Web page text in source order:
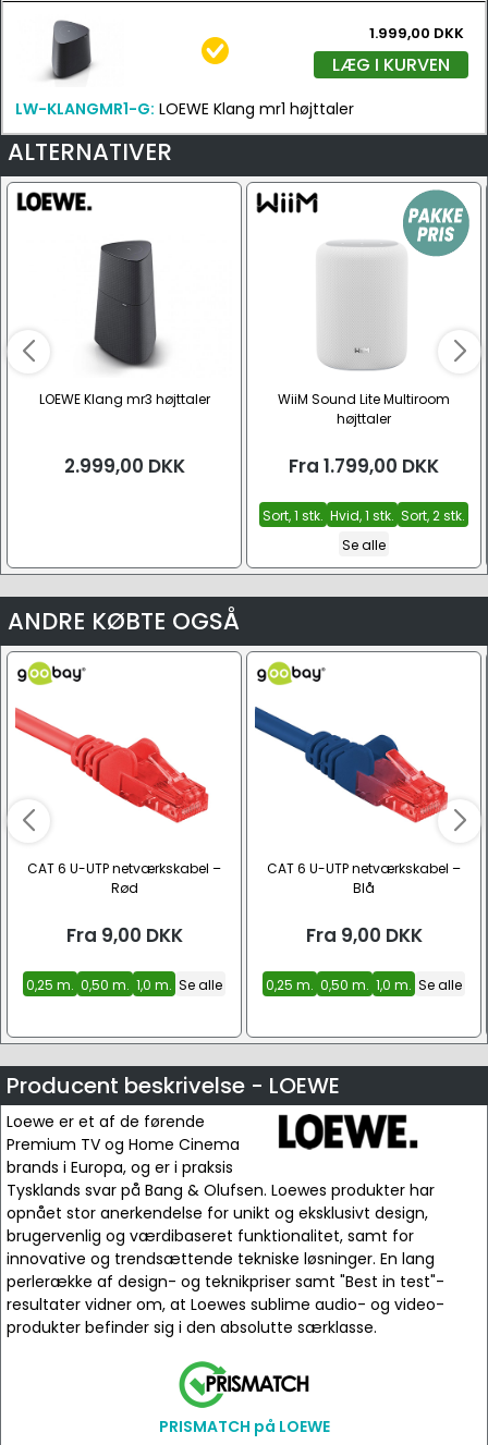
1.999,00 DKK
LÆG I KURVEN
LW-KLANGMR1-G: LOEWE Klang mr1 højttaler
ALTERNATIVER
LOEWE Klang mr3 højttaler
2.999,00 DKK
WiiM Sound Lite Multiroom
højttaler
Fra 1.799,00 DKK
Sort, 1 stk. Hvid, 1 stk. Sort, 2 stk.
Se alle
ANDRE KØBTE OGSÅ
CAT 6 U-UTP netværkskabel –
Rød
Fra 9,00 DKK
0,25 m. 0,50 m. 1,0 m. Se alle
CAT 6 U-UTP netværkskabel –
Blå
Fra 9,00 DKK
0,25 m. 0,50 m. 1,0 m. Se alle
Producent beskrivelse - LOEWE
Loewe er et af de førende
Premium TV og Home Cinema
brands i Europa, og er i praksis
Tysklands svar på Bang & Olufsen. Loewes produkter har
opnået stor anerkendelse for unikt og eksklusivt design,
brugervenlig og værdibaseret funktionalitet, samt for
innovative og trendsættende tekniske løsninger. En lang
perlerække af design- og teknikpriser samt "Best in test"-
resultater vidner om, at Loewes sublime audio- og video-
produkter befinder sig i den absolutte særklasse.
PRISMATCH på LOEWE